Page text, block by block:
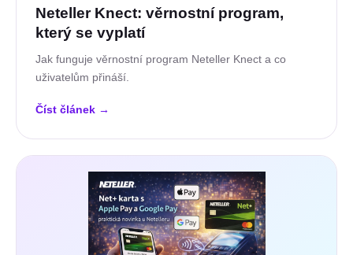
Neteller Knect: věrnostní program,
který se vyplatí
Jak funguje věrnostní program Neteller Knect a co
uživatelům přináší.
Číst článek →